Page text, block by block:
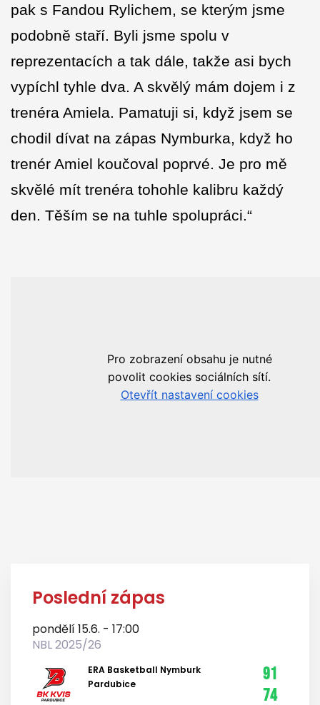
pak s Fandou Rylichem, se kterým jsme
podobně staří. Byli jsme spolu v
reprezentacích a tak dále, takže asi bych
vypíchl tyhle dva. A skvělý mám dojem i z
trenéra Amiela. Pamatuji si, když jsem se
chodil dívat na zápas Nymburka, když ho
trenér Amiel koučoval poprvé. Je pro mě
skvělé mít trenéra tohohle kalibru každý
den. Těším se na tuhle spolupráci.“
Poslední zápas
pondělí 15.6. - 17:00
NBL 2025/26
ERA Basketball Nymburk
Pardubice
91
74